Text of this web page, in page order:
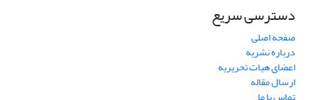
دسترسی سریع
صفحه اصلی
درباره نشریه
اعضای هیات تحریریه
ارسال مقاله